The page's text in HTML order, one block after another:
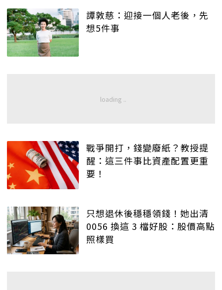
譚敦慈：迎接一個人老後，先
想5件事
戰爭開打，錢變廢紙？教授提
醒：這三件事比資產配置更重
要！
只想退休後穩穩領錢！她出清
0056 換這 3 檔好股：股價高點
照樣買